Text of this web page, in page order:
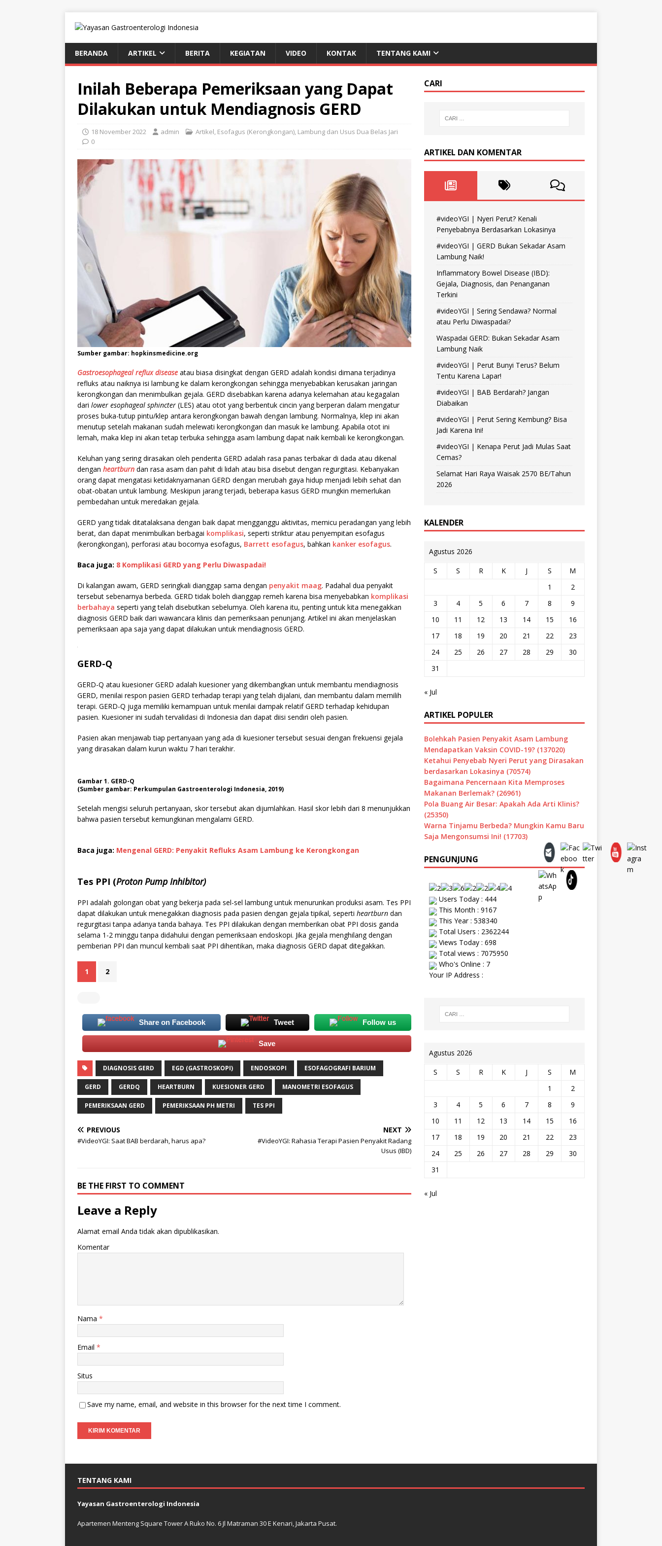
BERANDA ARTIKEL BERITA KEGIATAN VIDEO KONTAK TENTANG KAMI
Inilah Beberapa Pemeriksaan yang Dapat
Dilakukan untuk Mendiagnosis GERD
18 November 2022 admin Artikel, Esofagus (Kerongkongan), Lambung dan Usus Dua Belas Jari
0
Sumber gambar: hopkinsmedicine.org
Gastroesophageal reflux disease atau biasa disingkat dengan GERD adalah kondisi dimana terjadinya
refluks atau naiknya isi lambung ke dalam kerongkongan sehingga menyebabkan kerusakan jaringan
kerongkongan dan menimbulkan gejala. GERD disebabkan karena adanya kelemahan atau kegagalan
dari lower esophageal sphincter (LES) atau otot yang berbentuk cincin yang berperan dalam mengatur
proses buka-tutup pintu/klep antara kerongkongan bawah dengan lambung. Normalnya, klep ini akan
menutup setelah makanan sudah melewati kerongkongan dan masuk ke lambung. Apabila otot ini
lemah, maka klep ini akan tetap terbuka sehingga asam lambung dapat naik kembali ke kerongkongan.
Keluhan yang sering dirasakan oleh penderita GERD adalah rasa panas terbakar di dada atau dikenal
dengan heartburn dan rasa asam dan pahit di lidah atau bisa disebut dengan regurgitasi. Kebanyakan
orang dapat mengatasi ketidaknyamanan GERD dengan merubah gaya hidup menjadi lebih sehat dan
obat-obatan untuk lambung. Meskipun jarang terjadi, beberapa kasus GERD mungkin memerlukan
pembedahan untuk meredakan gejala.
GERD yang tidak ditatalaksana dengan baik dapat mengganggu aktivitas, memicu peradangan yang lebih
berat, dan dapat menimbulkan berbagai komplikasi, seperti striktur atau penyempitan esofagus
(kerongkongan), perforasi atau bocornya esofagus, Barrett esofagus, bahkan kanker esofagus.
Baca juga: 8 Komplikasi GERD yang Perlu Diwaspadai!
Di kalangan awam, GERD seringkali dianggap sama dengan penyakit maag. Padahal dua penyakit
tersebut sebenarnya berbeda. GERD tidak boleh dianggap remeh karena bisa menyebabkan komplikasi
berbahaya seperti yang telah disebutkan sebelumya. Oleh karena itu, penting untuk kita menegakkan
diagnosis GERD baik dari wawancara klinis dan pemeriksaan penunjang. Artikel ini akan menjelaskan
pemeriksaan apa saja yang dapat dilakukan untuk mendiagnosis GERD.
GERD-Q
GERD-Q atau kuesioner GERD adalah kuesioner yang dikembangkan untuk membantu mendiagnosis
GERD, menilai respon pasien GERD terhadap terapi yang telah dijalani, dan membantu dalam memilih
terapi. GERD-Q juga memiliki kemampuan untuk menilai dampak relatif GERD terhadap kehidupan
pasien. Kuesioner ini sudah tervalidasi di Indonesia dan dapat diisi sendiri oleh pasien.
Pasien akan menjawab tiap pertanyaan yang ada di kuesioner tersebut sesuai dengan frekuensi gejala
yang dirasakan dalam kurun waktu 7 hari terakhir.
Gambar 1. GERD-Q
(Sumber gambar: Perkumpulan Gastroenterologi Indonesia, 2019)
Setelah mengisi seluruh pertanyaan, skor tersebut akan dijumlahkan. Hasil skor lebih dari 8 menunjukkan
bahwa pasien tersebut kemungkinan mengalami GERD.
Baca juga: Mengenal GERD: Penyakit Refluks Asam Lambung ke Kerongkongan
Tes PPI (Proton Pump Inhibitor)
PPI adalah golongan obat yang bekerja pada sel-sel lambung untuk menurunkan produksi asam. Tes PPI
dapat dilakukan untuk menegakkan diagnosis pada pasien dengan gejala tipikal, seperti heartburn dan
regurgitasi tanpa adanya tanda bahaya. Tes PPI dilakukan dengan memberikan obat PPI dosis ganda
selama 1-2 minggu tanpa didahului dengan pemeriksaan endoskopi. Jika gejala menghilang dengan
pemberian PPI dan muncul kembali saat PPI dihentikan, maka diagnosis GERD dapat ditegakkan.
1 2
Share on Facebook Tweet Follow us
Save
DIAGNOSIS GERD EGD (GASTROSKOPI) ENDOSKOPI ESOFAGOGRAFI BARIUM
GERD GERDQ HEARTBURN KUESIONER GERD MANOMETRI ESOFAGUS
PEMERIKSAAN GERD PEMERIKSAAN PH METRI TES PPI
PREVIOUS
#VideoYGI: Saat BAB berdarah, harus apa?
NEXT
#VideoYGI: Rahasia Terapi Pasien Penyakit Radang
Usus (IBD)
BE THE FIRST TO COMMENT
Leave a Reply
Alamat email Anda tidak akan dipublikasikan.
Komentar
Nama *
Email *
Situs
Save my name, email, and website in this browser for the next time I comment.
CARI
ARTIKEL DAN KOMENTAR
#videoYGI | Nyeri Perut? Kenali
Penyebabnya Berdasarkan Lokasinya
#videoYGI | GERD Bukan Sekadar Asam
Lambung Naik!
Inflammatory Bowel Disease (IBD):
Gejala, Diagnosis, dan Penanganan
Terkini
#videoYGI | Sering Sendawa? Normal
atau Perlu Diwaspadai?
Waspadai GERD: Bukan Sekadar Asam
Lambung Naik
#videoYGI | Perut Bunyi Terus? Belum
Tentu Karena Lapar!
#videoYGI | BAB Berdarah? Jangan
Diabaikan
#videoYGI | Perut Sering Kembung? Bisa
Jadi Karena Ini!
#videoYGI | Kenapa Perut Jadi Mulas Saat
Cemas?
Selamat Hari Raya Waisak 2570 BE/Tahun
2026
KALENDER
Agustus 2026
S S R K J S
M
1
2
3
4 5 6 7 8
9
10
11 12 13 14 15
16
17
18 19 20 21 22
23
24
25 26 27 28 29
30
31
« Jul
ARTIKEL POPULER
Bolehkah Pasien Penyakit Asam Lambung
Mendapatkan Vaksin COVID-19? (137020)
Ketahui Penyebab Nyeri Perut yang Dirasakan
berdasarkan Lokasinya (70574)
Bagaimana Pencernaan Kita Memproses
Makanan Berlemak? (26961)
Pola Buang Air Besar: Apakah Ada Arti Klinis?
(25350)
Warna Tinjamu Berbeda? Mungkin Kamu Baru
Saja Mengonsumsi Ini! (17703)
PENGUNJUNG
Users Today : 444
This Month : 9167
This Year : 538340
Total Users : 2362244
Views Today : 698
Total views : 7075950
Who's Online : 7
Your IP Address :
Agustus 2026
S S R K J S
M
1
2
3
4 5 6 7 8
9
10
11 12 13 14 15
16
17
18 19 20 21 22
23
24
25 26 27 28 29
30
31
« Jul
TENTANG KAMI
Yayasan Gastroenterologi Indonesia
Apartemen Menteng Square Tower A Ruko No. 6 Jl Matraman 30 E Kenari, Jakarta Pusat.